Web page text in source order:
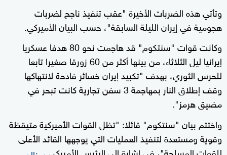
وتأتي هذه الضربات الأخيرة "عقب تنفيذ ناجح لضربات
هجومية في إيران الليلة السابقة"، حسب البيان الأميركي.
وكانت قوات "سنتكوم" قد هاجمت نحو 80 هدفا عسكريا
إيرانيا ليل الثلاثاء، من بينها أكثر من 60 زورقا صغيرا تابعا
للحرس الثوري، بهدف "تكبيد إيران خسائر فادحة لانتهاكها
وقف إطلاق النار بمهاجمة 3 سفن تجارية كانت تبحر في
مضيق هرمز".
واختتم بيان "سنتكوم" قائلا: "تظل القوات الأميركية متيقظة
وقوية ومستعدة لتنفيذ العمليات التي يوجهها القائد الأعلى
للقوات المسلحة"، في إشارة إلى الرئيس الأميركي